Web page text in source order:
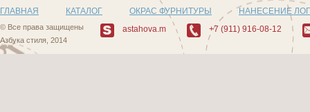
ГЛАВНАЯ КАТАЛОГ ОКРАС ФУРНИТУРЫ НАНЕСЕНИЕ
© Все права защищены
Азбука стиля, 2014
astahova.m +7 (911) 916-08-12